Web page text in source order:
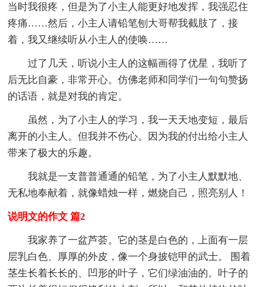
当时我很疼，但是为了小主人能更好地发挥，我强忍住
疼痛……然后，小主人请铅笔刨大哥帮我截肢了，接
着，我又继续听从小主人的使唤……
过了几天，听说小主人的这幅画得了优星，我听了
后无比自豪，非常开心。仿佛老师和同学们一句句赞扬
的话语，就是对我的肯定。
虽然，为了小主人的学习，我一天天地变短，最后
离开的小主人。但我并不伤心。因为我的付出给小主人
带来了极大的乐趣。
我就是一支普普通通的铅笔，为了小主人默默地、
无私地奉献着，就像蜡烛一样，燃烧自己，照亮别人！
说明文的作文 篇2
我家养了一盆芦荟。它的茎是白色的，上面有一层
层乳白色、厚厚的外皮，像一个身披铠甲的武士。 围着
茎生长着长长的、凹形的叶子，它们绿油油的。叶子的